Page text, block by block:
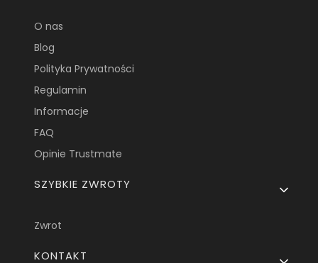
O nas
Blog
Polityka Prywatności
Regulamin
Informacje
FAQ
Opinie Trustmate
SZYBKIE ZWROTY
Zwrot
KONTAKT